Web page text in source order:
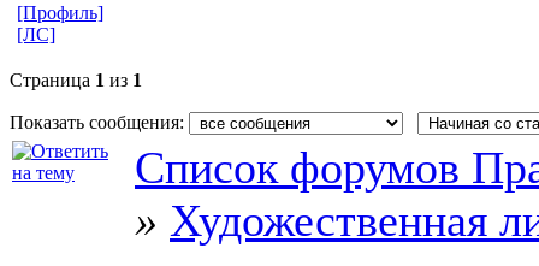
[Профиль]
[ЛС]
Страница 1 из 1
Показать сообщения:
Список форумов
» Художественная